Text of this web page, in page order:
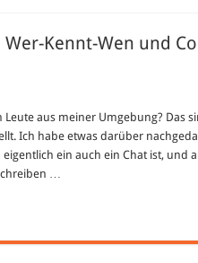
Kennt-Wen und
aus meiner Umgebung? Das
Ich habe etwas darüber
ein auch ein Chat ist, und
…